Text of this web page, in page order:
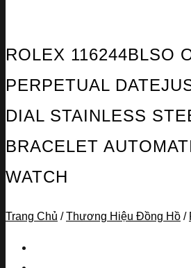
ROLEX 116244BLSO
PERPETUAL
DIAL STAINLESS
BRACELET
WATCH
Trang Chủ / Thương Hiệu Đồng Hồ /